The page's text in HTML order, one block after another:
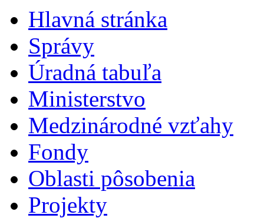
Hlavná stránka
Správy
Úradná tabuľa
Ministerstvo
Medzinárodné vzťahy
Fondy
Oblasti pôsobenia
Projekty